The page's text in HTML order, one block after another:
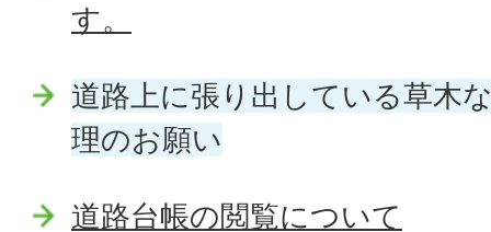
す。
道路上に張り出している草木
理のお願い
道路台帳の閲覧について